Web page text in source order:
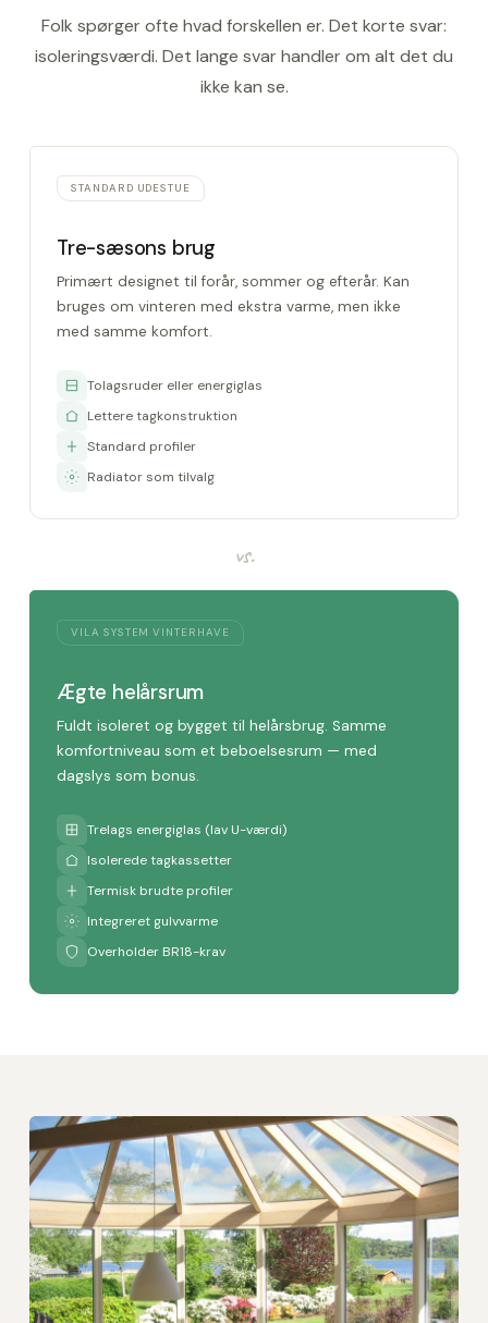
Folk spørger ofte hvad forskellen er. Det korte svar:
isoleringsværdi. Det lange svar handler om alt det du
ikke kan se.
STANDARD UDESTUE
Tre-sæsons brug
Primært designet til forår, sommer og efterår. Kan
bruges om vinteren med ekstra varme, men ikke
med samme komfort.
Tolagsruder eller energiglas
Lettere tagkonstruktion
Standard profiler
Radiator som tilvalg
vs.
VILA SYSTEM VINTERHAVE
Ægte helårsrum
Fuldt isoleret og bygget til helårsbrug. Samme
komfortniveau som et beboelsesrum — med
dagslys som bonus.
Trelags energiglas (lav U-værdi)
Isolerede tagkassetter
Termisk brudte profiler
Integreret gulvvarme
Overholder BR18-krav